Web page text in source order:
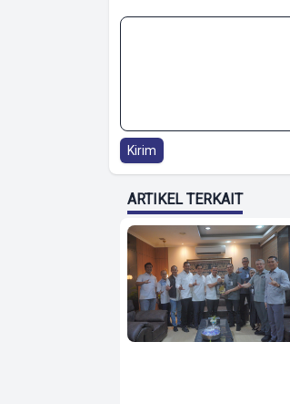
Kirim
ARTIKEL TERKAIT